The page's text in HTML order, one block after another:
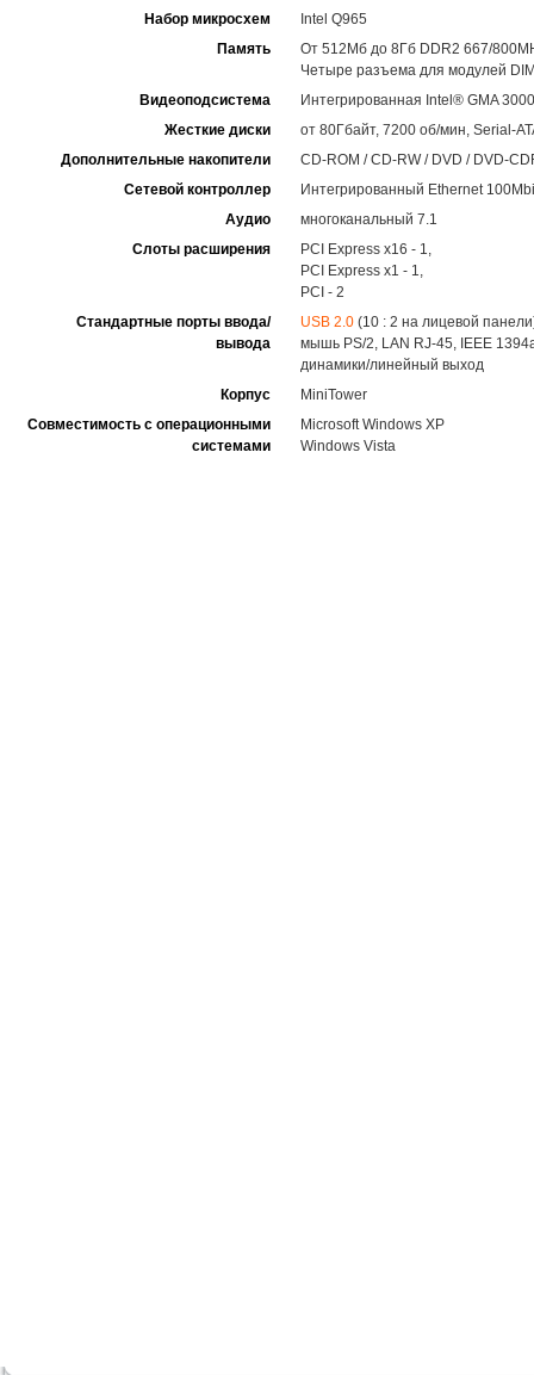
Набор микросхем
Intel Q965
Память
От 512Мб до 8Гб DDR2 667/
Четыре разъема для модулей
Видеоподсистема
Интегрированная Intel® GMA 3000
Жесткие диски
от 80Гбайт, 7200 об/мин, Serial-
Дополнительные накопители
CD-ROM / CD-RW / DVD / DVD-
Сетевой контроллер
Интегрированный Ethernet
Аудио
многоканальный 7.1
Слоты расширения
PCI Express x16 - 1,
PCI Express x1 - 1,
PCI - 2
Стандартные порты ввода/
вывода
USB 2.0 (10 : 2 на лицевой
мышь PS/2, LAN RJ-45, IEEE
динамики/линейный выход
Корпус
MiniTower
Совместимость с операционными
системами
Microsoft Windows XP
Windows Vista